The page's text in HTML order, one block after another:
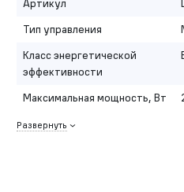
Артикул
Тип управления
Класс энергетической
эффективности
Максимальная мощность, Вт
Развернуть